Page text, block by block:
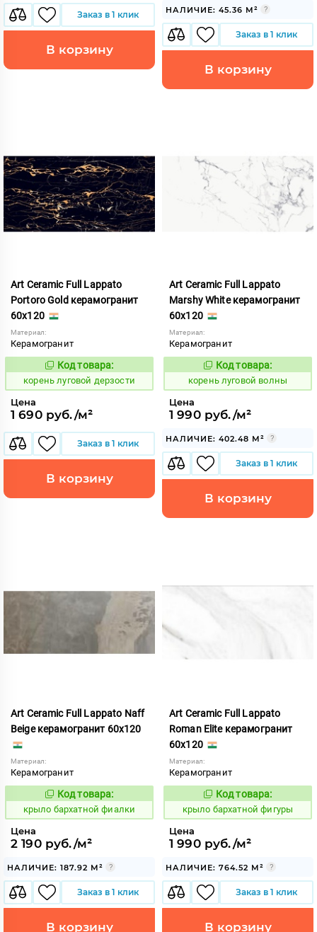
Заказ в 1 клик
В корзину
НАЛИЧИЕ: 45.36 М²
Заказ в 1 клик
В корзину
Art Ceramic Full Lappato
Portoro Gold керамогранит
60x120
Материал:
Керамогранит
787395
Код товара:
корень луговой дерзости
Цена
1 690 руб./м²
Заказ в 1 клик
В корзину
Art Ceramic Full Lappato
Marshy White керамогранит
60x120
Материал:
Керамогранит
787387
Код товара:
корень луговой волны
Цена
1 990 руб./м²
НАЛИЧИЕ: 402.48 М²
Заказ в 1 клик
В корзину
Art Ceramic Full Lappato Naff
Beige керамогранит 60x120
Материал:
Керамогранит
828614
Код товара:
крыло бархатной фиалки
Цена
2 190 руб./м²
НАЛИЧИЕ: 187.92 М²
Заказ в 1 клик
В корзину
Art Ceramic Full Lappato
Roman Elite керамогранит
60x120
Материал:
Керамогранит
828615
Код товара:
крыло бархатной фигуры
Цена
1 990 руб./м²
НАЛИЧИЕ: 764.52 М²
Заказ в 1 клик
В корзину